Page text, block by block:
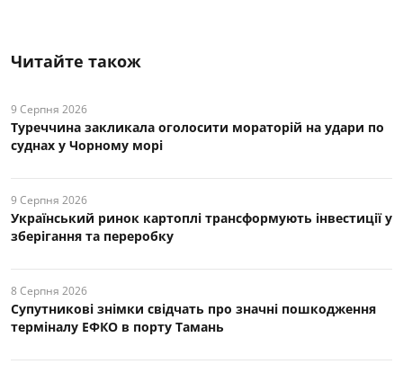
Читайте також
9 Серпня 2026
Туреччина закликала оголосити мораторій на удари по
суднах у Чорному морі
9 Серпня 2026
Український ринок картоплі трансформують інвестиції у
зберігання та переробку
8 Серпня 2026
Супутникові знімки свідчать про значні пошкодження
терміналу ЕФКО в порту Тамань